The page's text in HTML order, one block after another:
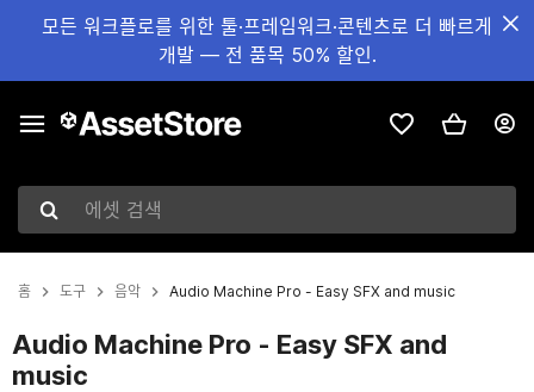
모든 워크플로를 위한 툴·프레임워크·콘텐츠로 더 빠르게
개발 — 전 품목 50% 할인.
에셋 검색
홈 도구 음악 Audio Machine Pro - Easy SFX and music
Audio Machine Pro - Easy SFX and
music